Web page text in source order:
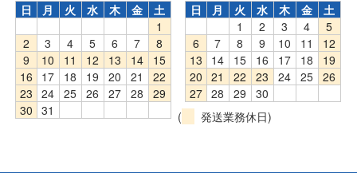
日
月 火 水 木 金
土
1
2
3 4 5 6 7
8
9
10 11 12 13 14
15
16
17 18 19 20 21
22
23
24 25 26 27 28
29
30
31
日
月 火 水 木 金
土
1
2 3 4
5
6
7 8 9 10 11
12
13
14 15 16 17 18
19
20
21 22 23 24 25
26
27 28 29
30
(
発送業務休日)